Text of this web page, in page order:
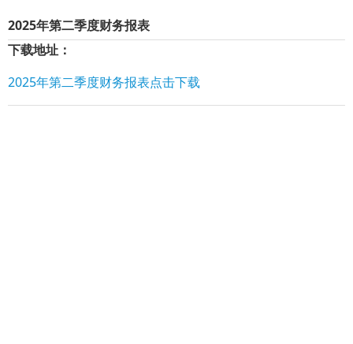
2025年第二季度财务报表
下载地址：
2025年第二季度财务报表点击下载